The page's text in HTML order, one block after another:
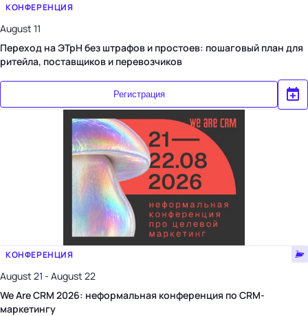
КОНФЕРЕНЦИЯ
August 11
Переход на ЭТрН без штрафов и простоев: пошаговый план для
ритейла, поставщиков и перевозчиков
Регистрация
КОНФЕРЕНЦИЯ
August 21 - August 22
We Are CRM 2026: неформальная конференция по CRM-
маркетингу